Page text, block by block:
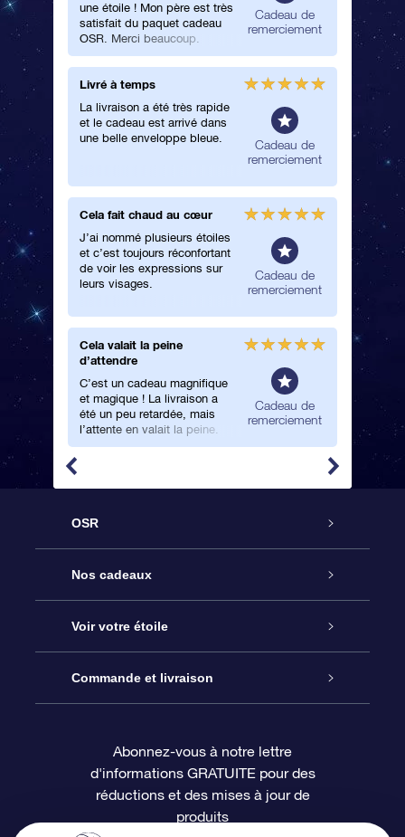
une étoile ! Mon père est très
satisfait du paquet cadeau
OSR. Merci beaucoup.
Cadeau de
remerciement
Livré à temps
La livraison a été très rapide
et le cadeau est arrivé dans
une belle enveloppe bleue.
Cadeau de
remerciement
Cela fait chaud au cœur
J’ai nommé plusieurs étoiles
et c’est toujours réconfortant
de voir les expressions sur
leurs visages.
Cadeau de
remerciement
Cela valait la peine
d’attendre
C’est un cadeau magnifique
et magique ! La livraison a
été un peu retardée, mais
l’attente en valait la peine.
Cadeau de
remerciement
cadeau !
service
Merci
Un
design
Très
OSR
Service
À propos de l’OSR
Nous contacter
Questions fréquemment posées
Revues
Nos cadeaux
Cadeau d’étoile en ligne
Coffret cadeau OSR
Carte cadeau OSR
Voir votre étoile
Registre des étoiles
Page d’accueil personnalisée
Commande et livraison
Informations de paiement
Informations d’expédition
Abonnez-vous à notre lettre
d'informations GRATUITE pour des
réductions et des mises à jour de
produits